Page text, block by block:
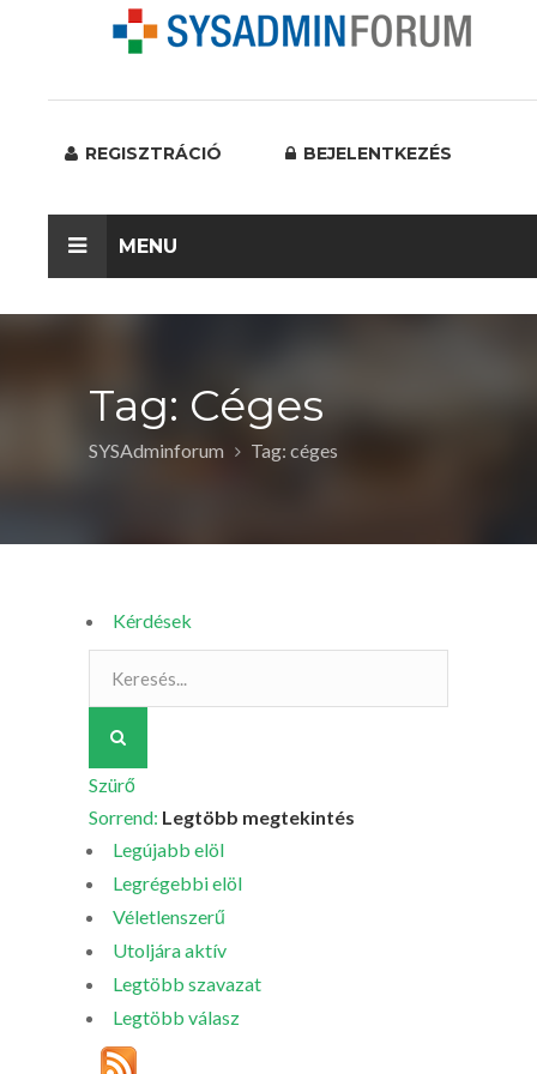
REGISZTRÁCIÓ BEJELENTKEZÉS
MENU
Tag: Céges
SYSAdminforum Tag: céges
Kérdések
Szürő
Sorrend: Legtöbb megtekintés
Legújabb elöl
Legrégebbi elöl
Véletlenszerű
Utoljára aktív
Legtöbb szavazat
Legtöbb válasz